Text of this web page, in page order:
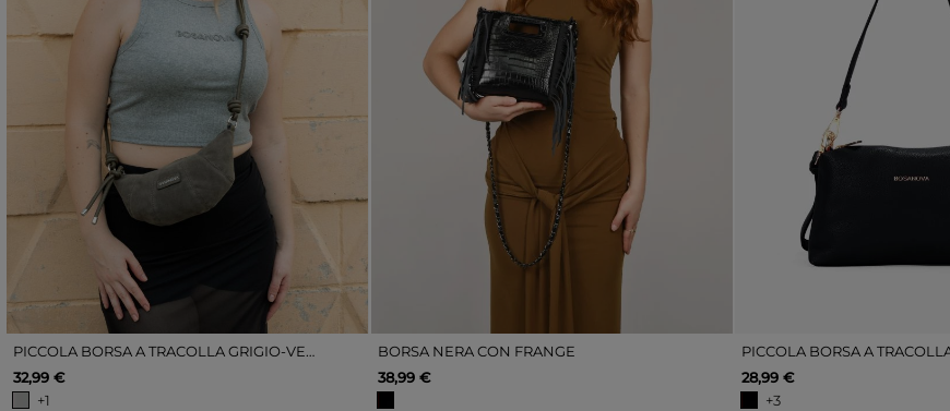
PICCOLA BORSA A TRACOLLA GRIGIO-VERDASTRA CON CERNIERA
32,99 €
+1
BORSA NERA CON FRANGE
38,99 €
28,99 €
+3